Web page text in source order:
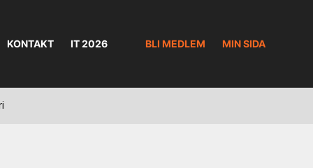
KONTAKT IT 2026 BLI MEDLEM MIN SIDA